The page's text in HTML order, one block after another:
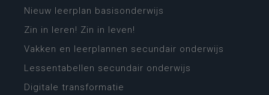
Nieuw leerplan basisonderwijs
Zin in leren! Zin in leven!
Vakken en leerplannen secundair onderwijs
Lessentabellen secundair onderwijs
Digitale transformatie